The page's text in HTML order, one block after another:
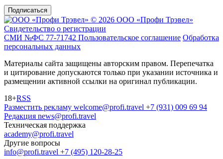
Подписаться
© 2026 ООО «Профи Трэвeл»
Свидетельство о регистрации
СМИ №ФС 77-71742 Пользовательское соглашение Обработка
персональных данных
Материалы сайта защищены авторским правом. Перепечатка
и цитирование допускаются только при указании источника и
размещении активной ссылки на оригинал публикации.
18+RSS
Разместить рекламу welcome@profi.travel +7 (931) 009 69 94
Редакция news@profi.travel
Техническая поддержка
academy@profi.travel
Другие вопросы
info@profi.travel +7 (495) 120-28-25